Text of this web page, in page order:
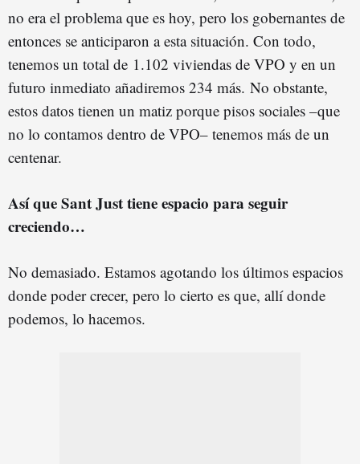
no era el problema que es hoy, pero los gobernantes de
entonces se anticiparon a esta situación. Con todo,
tenemos un total de 1.102 viviendas de VPO y en un
futuro inmediato añadiremos 234 más. No obstante,
estos datos tienen un matiz porque pisos sociales –que
no lo contamos dentro de VPO– tenemos más de un
centenar.
Así que Sant Just tiene espacio para seguir
creciendo…
No demasiado. Estamos agotando los últimos espacios
donde poder crecer, pero lo cierto es que, allí donde
podemos, lo hacemos.